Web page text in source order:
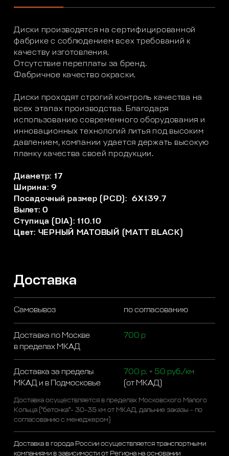
Диски производятся на сертифицированной
фабрике с соблюдением всех требований к
качеству изготовления.
Отсутствие переплаты за бренд.
Фабричное качество окраски.
Диски проходят строгий контроль качества на
всех этапах производства. Благодаря
использованию современного оборудования и
инновационных технологий литья под высоким
давлением, компании удается держать высокую
планку качества своей продукции.
Диаметр: 17
Ширина: 9
Посадочный размер (PCD): 6X139.7
Вылет: 0
Ступица (DIA): 110.10
Цвет: ЧЕРНЫЙ МАТОВЫЙ (MATT BLACK)
Доставка
Самовывоз по согласованию
Доставка по Москве
в пределах МКАД
700 р
Доставка за пределы
МКАД и в Подмосковье
700 р. + 50 руб./км
(от МКАД)
Доставка осуществляется в пределах Московского Малого
Кольца ("бетонка"- 30-35 км от МКАД, дальние заказы - по
согласованию с менеджером)
Доставка в города России осуществляется транспортными
компаниями в зависимости от Региона на основании